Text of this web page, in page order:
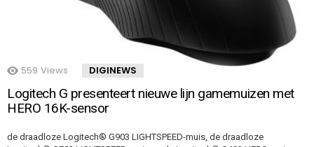
559 Views DIGINEWS
Logitech G presenteert nieuwe lijn gamemuizen met
HERO 16K-sensor
de draadloze Logitech® G903 LIGHTSPEED-muis, de draadloze